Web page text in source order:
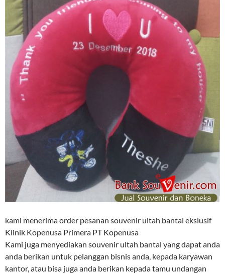
kami menerima order pesanan souvenir ultah bantal ekslusif
Klinik Kopenusa Primera PT Kopenusa
Kami juga menyediakan souvenir ultah bantal yang dapat anda
anda berikan untuk pelanggan bisnis anda, kepada karyawan
kantor, atau bisa juga anda berikan kepada tamu undangan